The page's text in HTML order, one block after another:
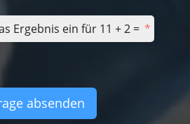
Ergebnis ein für 11 + 2 =
absenden